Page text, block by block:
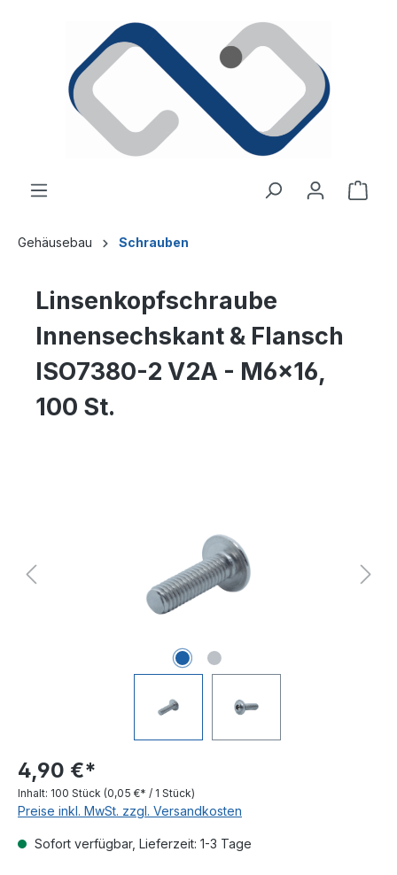
Gehäusebau Schrauben
Linsenkopfschraube
Innensechskant & Flansch
ISO7380-2 V2A - M6x16,
100 St.
4,90 €*
Inhalt: 100 Stück (0,05 €* / 1 Stück)
Preise inkl. MwSt. zzgl. Versandkosten
Sofort verfügbar, Lieferzeit: 1-3 Tage